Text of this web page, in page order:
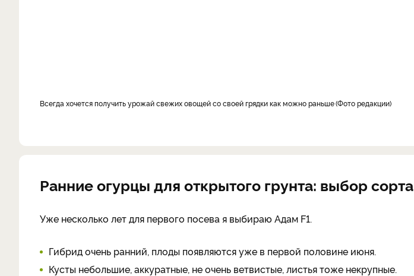
Всегда хочется получить урожай свежих овощей со своей грядки как можно раньше Фото редакции
Ранние огурцы для открытого грунта: выбор сорта
Уже несколько лет для первого посева я выбираю Адам F1.
Гибрид очень ранний, плоды появляются уже в первой половине июня.
Кусты небольшие, аккуратные, не очень ветвистые, листья тоже некрупные.